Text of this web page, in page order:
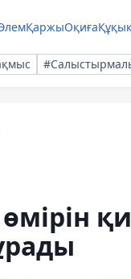
ҚаржыОқиға